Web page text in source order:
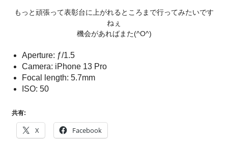
もっと頑張って表彰台に上がれるところまで行ってみたいです
ねぇ
機会があればまた(^O^)
Aperture: ƒ/1.5
Camera: iPhone 13 Pro
Focal length: 5.7mm
ISO: 50
共有:
X Facebook